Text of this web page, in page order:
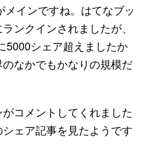
メインですね。はてなブッ
ンクインされましたが、
5000シェア超えましたか
なかでもかなりの規模だ
コメントしてくれました
ェア記事を見たようです